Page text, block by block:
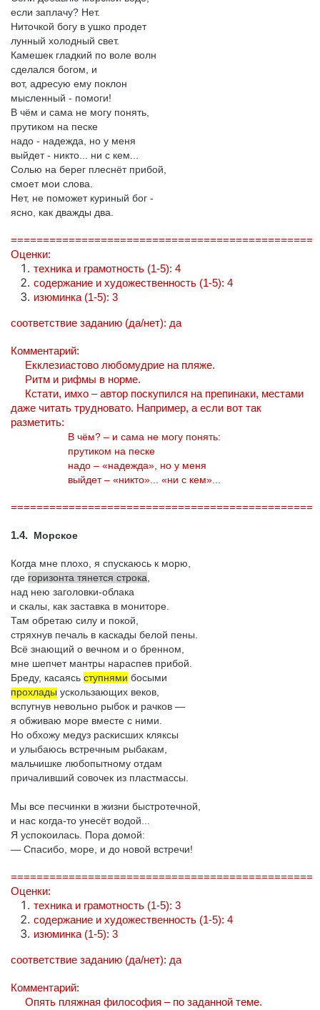
если заплачу? Нет.
Ниточкой богу в ушко продет
лунный холодный свет.
Камешек гладкий по воле волн
сделался богом, и
вот, адресую ему поклон
мысленный - помоги!
В чём и сама не могу понять,
прутиком на песке
надо - надежда, но у меня
выйдет - никто... ни с кем...
Солью на берег плеснёт прибой,
смоет мои слова.
Нет, не поможет куриный бог -
ясно, как дважды два.
===============================================
Оценки:
техника и грамотность (1-5): 4
содержание и художественность (1-5): 4
изюминка (1-5): 3
соответствие заданию (да/нет): да
Комментарий:
Екклезиастово любомудрие на пляже.
Ритм и рифмы в норме.
Кстати, имхо – автор поскупился на препинаки, местами
даже читать трудновато. Например, а если вот так
разметить:
В чём? – и сама не могу понять:
прутиком на песке
надо – «надежда», но у меня
выйдет – «никто»... «ни с кем»...
===============================================
1.4. Морское
Когда мне плохо, я спускаюсь к морю,
где горизонта тянется строка
над нею заголовки-облака
и скалы, как заставка в мониторе.
Там обретаю силу и покой,
стряхнув печаль в каскады белой пены.
Всё знающий о вечном и о бренном,
мне шепчет мантры нараспев прибой.
Бреду, касаясь ступнями босыми
прохлады ускользающих веков,
вспугнув невольно рыбок и рачков —
я обживаю море вместе с ними.
Но обхожу медуз раскисших кляксы
и улыбаюсь встречным рыбакам,
мальчишке любопытному отдам
причаливший совочек из пластмассы.
Мы все песчинки в жизни быстротечной,
и нас когда-то унесёт водой...
Я успокоилась. Пора домой:
— Спасибо, море, и до новой встречи!
===============================================
Оценки:
техника и грамотность (1-5): 3
содержание и художественность (1-5): 4
изюминка (1-5): 3
соответствие заданию (да/нет): да
Комментарий:
Опять пляжная философия – по заданной теме.